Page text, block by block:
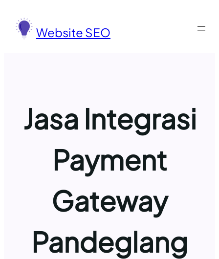
konten
Website SEO
Jasa Integrasi
Payment
Gateway
Pandeglang